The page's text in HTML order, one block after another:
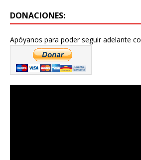
DONACIONES:
Apóyanos para poder seguir adelante